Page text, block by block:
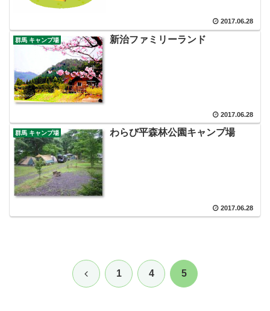
2017.06.28
群馬 キャンプ場 新治ファミリーランド
2017.06.28
群馬 キャンプ場 わらび平森林公園キャンプ場
2017.06.28
前 1 4 5